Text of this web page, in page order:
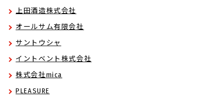
上田酒造株式会社
オールサム有限会社
サントウシャ
イントベント株式会社
株式会社mica
PLEASURE